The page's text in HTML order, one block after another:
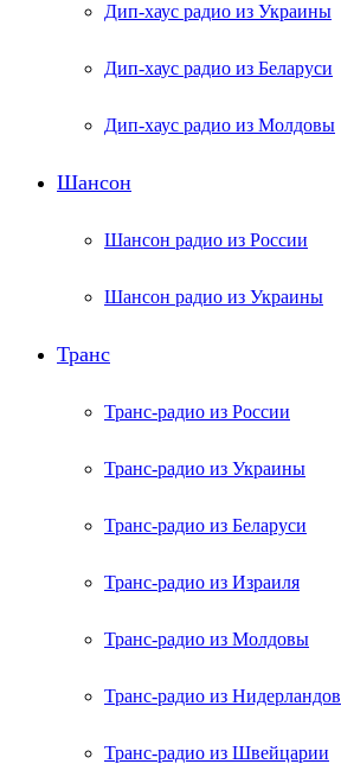
Дип-хаус радио из Украины
Дип-хаус радио из Беларуси
Дип-хаус радио из Молдовы
Шансон
Шансон радио из России
Шансон радио из Украины
Транс
Транс-радио из России
Транс-радио из Украины
Транс-радио из Беларуси
Транс-радио из Израиля
Транс-радио из Молдовы
Транс-радио из Нидерландов
Транс-радио из Швейцарии